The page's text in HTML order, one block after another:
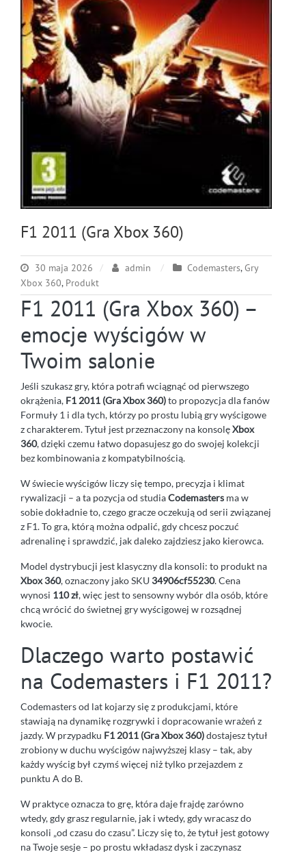
F1 2011 (Gra Xbox 360)
30 maja 2026 admin Codemasters,Gry
Xbox 360, Produkt
F1 2011 (Gra Xbox 360) –
emocje wyścigów w
Twoim salonie
Jeśli szukasz gry, która potrafi wciągnąć od pierwszego
okrążenia, F1 2011 (Gra Xbox 360)to propozycja dla fanów
Formuły 1 i dla tych, którzy po prostu lubią gry wyścigowe
z charakterem. Tytuł jest przeznaczony na konsolęXbox
360, dzięki czemu łatwo dopasujesz go do swojej kolekcji
bez kombinowania z kompatybilnością.
W świecie wyścigów liczy się tempo, precyzja i klimat
rywalizacji – a ta pozycja od studiaCodemasters ma w
sobie dokładnie to, czego gracze oczekują od serii związanej
z F1. To gra, którą można odpalić, gdy chcesz poczuć
adrenalinę i sprawdzić, jak daleko zajdziesz jako kierowca.
Model dystrybucji jest klasyczny dla konsoli: to produkt na
Xbox 360, oznaczony jako SKU 34906cf55230. Cena
wynosi 110 zł, więc jest to sensowny wybór dla osób, które
chcą wrócić do świetnej gry wyścigowej w rozsądnej
kwocie.
Dlaczego warto postawić
na Codemasters i F1 2011?
Codemasters od lat kojarzy się z produkcjami, które
stawiają na dynamikę rozgrywki i dopracowanie wrażeń z
jazdy. W przypadku F1 2011 (Gra Xbox 360)dostajesz tytuł
zrobiony w duchu wyścigów najwyższej klasy – tak, aby
każdy wyścig był czymś więcej niż tylko przejazdem z
punktu A do B.
W praktyce oznacza to grę, która daje frajdę zarówno
wtedy, gdy grasz regularnie, jak i wtedy, gdy wracasz do
konsoli „od czasu do czasu”. Liczy się to, że tytuł jest gotowy
na Twoje sesje – po prostu wkładasz dysk i zaczynasz